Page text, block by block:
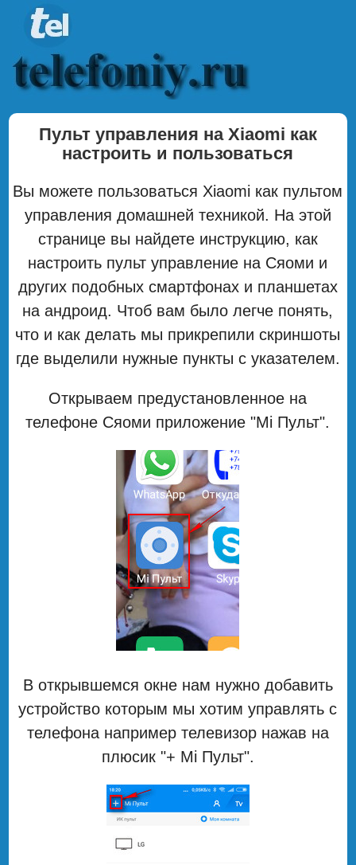
Пульт управления на Xiaomi как
настроить и пользоваться
Вы можете пользоваться Xiaomi как пультом
управления домашней техникой. На этой
странице вы найдете инструкцию, как
настроить пульт управление на Сяоми и
других подобных смартфонах и планшетах
на андроид. Чтоб вам было легче понять,
что и как делать мы прикрепили скриншоты
где выделили нужные пункты с указателем.
Открываем предустановленное на
телефоне Сяоми приложение "Mi Пульт".
В открывшемся окне нам нужно добавить
устройство которым мы хотим управлять с
телефона например телевизор нажав на
плюсик "+ Mi Пульт".